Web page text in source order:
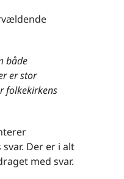
både
er stor
folkekirkens
Der er i alt
med svar.